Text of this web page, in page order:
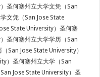
圣何塞州立大学文凭（San
文凭（San Jose State
State University）圣何塞
圣何塞州立大学学历（San
San Jose State University）
）圣何塞州立大学（San
Jose State University）圣